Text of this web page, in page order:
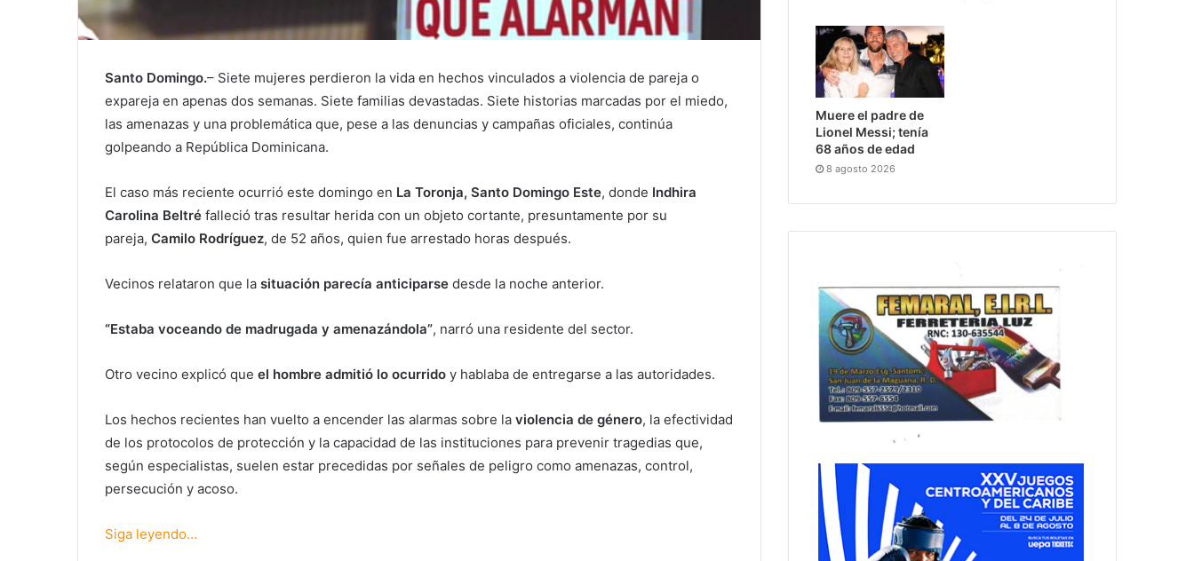
Santo Domingo.– Siete mujeres perdieron la vida en hechos vinculados a violencia de pareja o
expareja en apenas dos semanas. Siete familias devastadas. Siete historias marcadas por el miedo,
las amenazas y una problemática que, pese a las denuncias y campañas oficiales, continúa
golpeando a República Dominicana.
El caso más reciente ocurrió este domingo en La Toronja, Santo Domingo Este, donde Indhira
Carolina Beltré falleció tras resultar herida con un objeto cortante, presuntamente por su
pareja, Camilo Rodríguez, de 52 años, quien fue arrestado horas después.
Vecinos relataron que la situación parecía anticiparse desde la noche anterior.
“Estaba voceando de madrugada y amenazándola”, narró una residente del sector.
Otro vecino explicó que el hombre admitió lo ocurrido y hablaba de entregarse a las autoridades.
Los hechos recientes han vuelto a encender las alarmas sobre la violencia de género, la efectividad
de los protocolos de protección y la capacidad de las instituciones para prevenir tragedias que,
según especialistas, suelen estar precedidas por señales de peligro como amenazas, control,
persecución y acoso.
Siga leyendo…
Muere el padre de
Lionel Messi; tenía
68 años de edad
8 agosto 2026